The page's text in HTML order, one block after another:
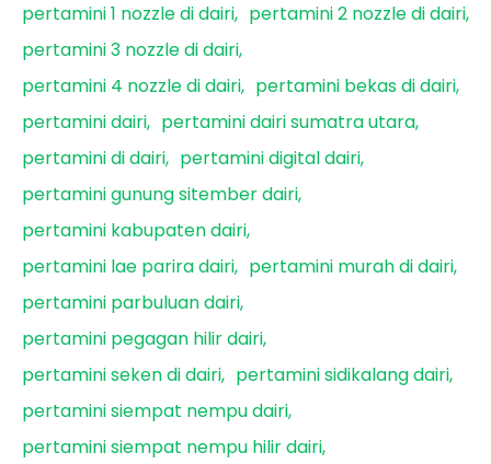
pertamini 1 nozzle di dairi
pertamini 2 nozzle di dairi
pertamini 3 nozzle di dairi
pertamini 4 nozzle di dairi
pertamini bekas di dairi
pertamini dairi
pertamini dairi sumatra utara
pertamini di dairi
pertamini digital dairi
pertamini gunung sitember dairi
pertamini kabupaten dairi
pertamini lae parira dairi
pertamini murah di dairi
pertamini parbuluan dairi
pertamini pegagan hilir dairi
pertamini seken di dairi
pertamini sidikalang dairi
pertamini siempat nempu dairi
pertamini siempat nempu hilir dairi